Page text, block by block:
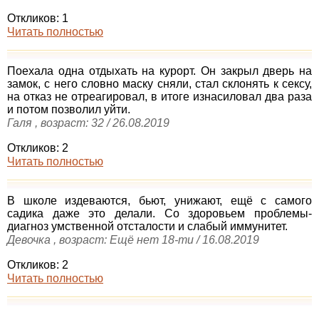
Откликов: 1
Читать полностью
Поехала одна отдыхать на курорт. Он закрыл дверь на
замок, с него словно маску сняли, стал склонять к сексу,
на отказ не отреагировал, в итоге изнасиловал два раза
и потом позволил уйти.
Галя , возраст: 32 / 26.08.2019
Откликов: 2
Читать полностью
В школе издеваются, бьют, унижают, ещё с самого
садика даже это делали. Со здоровьем проблемы-
диагноз умственной отсталости и слабый иммунитет.
Девочка , возраст: Ещё нет 18-ти / 16.08.2019
Откликов: 2
Читать полностью